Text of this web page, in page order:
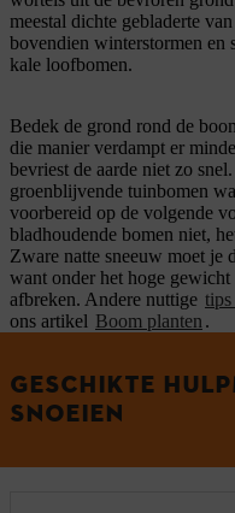
meestal dichte gebladerte
bovendien winterstormen en
kale loofbomen.
Bedek de grond rond de
die manier verdampt er
bevriest de aarde niet zo
groenblijvende tuinbomen
voorbereid op de volgende
bladhoudende bomen niet,
Zware natte sneeuw moet je
want onder het hoge
afbreken. Andere nuttige
ons artikel Boom planten .
GESCHIKTE
SNOEIEN